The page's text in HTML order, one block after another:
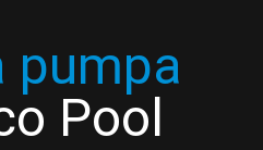
pumpa
Pool